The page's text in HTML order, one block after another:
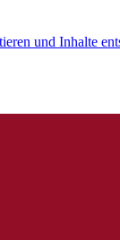
und Inhalte